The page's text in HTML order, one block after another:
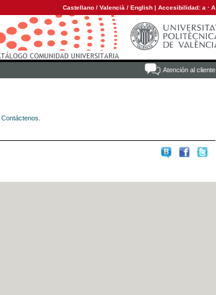
Castellano / Valencià / English | Accesibilidad: a · A
Atención al cliente
Contáctenos